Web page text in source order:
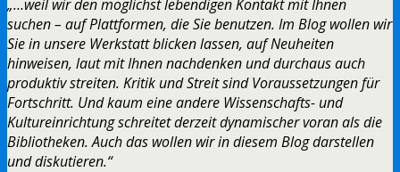
„…weil wir den möglichst lebendigen Kontakt mit Ihnen
suchen – auf Plattformen, die Sie benutzen. Im Blog wollen wir
Sie in unsere Werkstatt blicken lassen, auf Neuheiten
hinweisen, laut mit Ihnen nachdenken und durchaus auch
produktiv streiten. Kritik und Streit sind Voraussetzungen für
Fortschritt. Und kaum eine andere Wissenschafts- und
Kultureinrichtung schreitet derzeit dynamischer voran als die
Bibliotheken. Auch das wollen wir in diesem Blog darstellen
und diskutieren.“